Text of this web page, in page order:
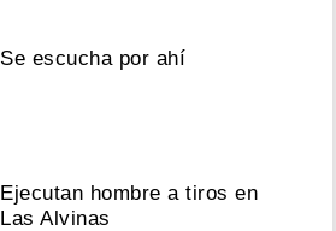
Se escucha por ahí
Ejecutan hombre a tiros en
Las Alvinas